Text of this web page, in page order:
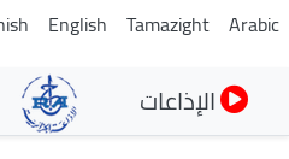
Arabic
Tamazight
English
الإذاعات